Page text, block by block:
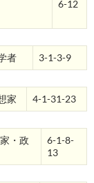
6-12
者 3-1-3-9
家 4-1-31-23
・政
6-1-8-
13